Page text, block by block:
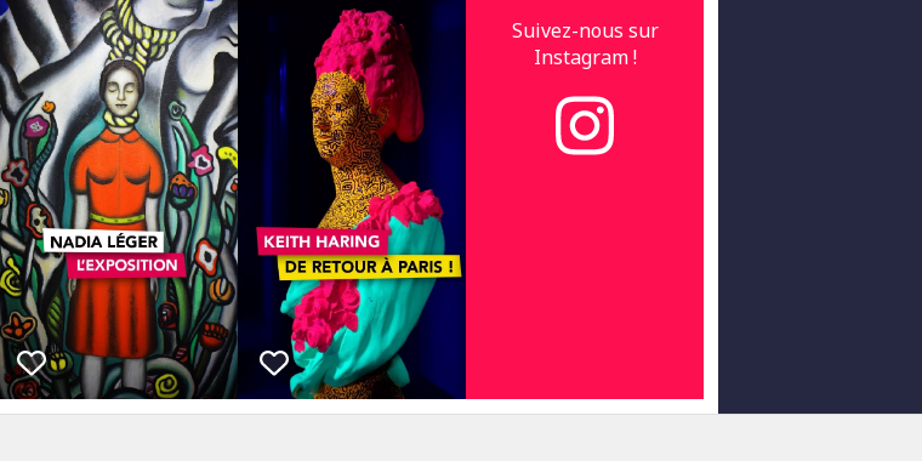
Suivez-nous sur
Instagram !